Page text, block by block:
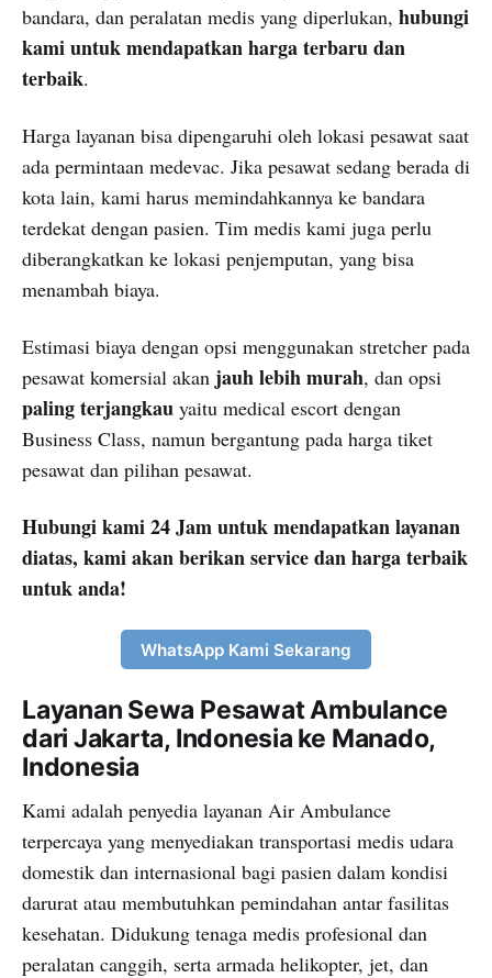
bandara, dan peralatan medis yang diperlukan, hubungi
kami untuk mendapatkan harga terbaru dan
terbaik.
Harga layanan bisa dipengaruhi oleh lokasi pesawat saat
ada permintaan medevac. Jika pesawat sedang berada di
kota lain, kami harus memindahkannya ke bandara
terdekat dengan pasien. Tim medis kami juga perlu
diberangkatkan ke lokasi penjemputan, yang bisa
menambah biaya.
Estimasi biaya dengan opsi menggunakan stretcher pada
pesawat komersial akan jauh lebih murah, dan opsi
paling terjangkau yaitu medical escort dengan
Business Class, namun bergantung pada harga tiket
pesawat dan pilihan pesawat.
Hubungi kami 24 Jam untuk mendapatkan layanan
diatas, kami akan berikan service dan harga terbaik
untuk anda!
WhatsApp Kami Sekarang
Layanan Sewa Pesawat Ambulance
dari Jakarta, Indonesia ke Manado,
Indonesia
Kami adalah penyedia layanan Air Ambulance
terpercaya yang menyediakan transportasi medis udara
domestik dan internasional bagi pasien dalam kondisi
darurat atau membutuhkan pemindahan antar fasilitas
kesehatan. Didukung tenaga medis profesional dan
peralatan canggih, serta armada helikopter, jet, dan